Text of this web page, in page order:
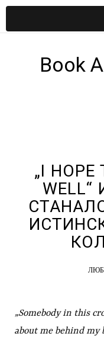
Book
„I HOPE
„Somebody in this
about me behind my